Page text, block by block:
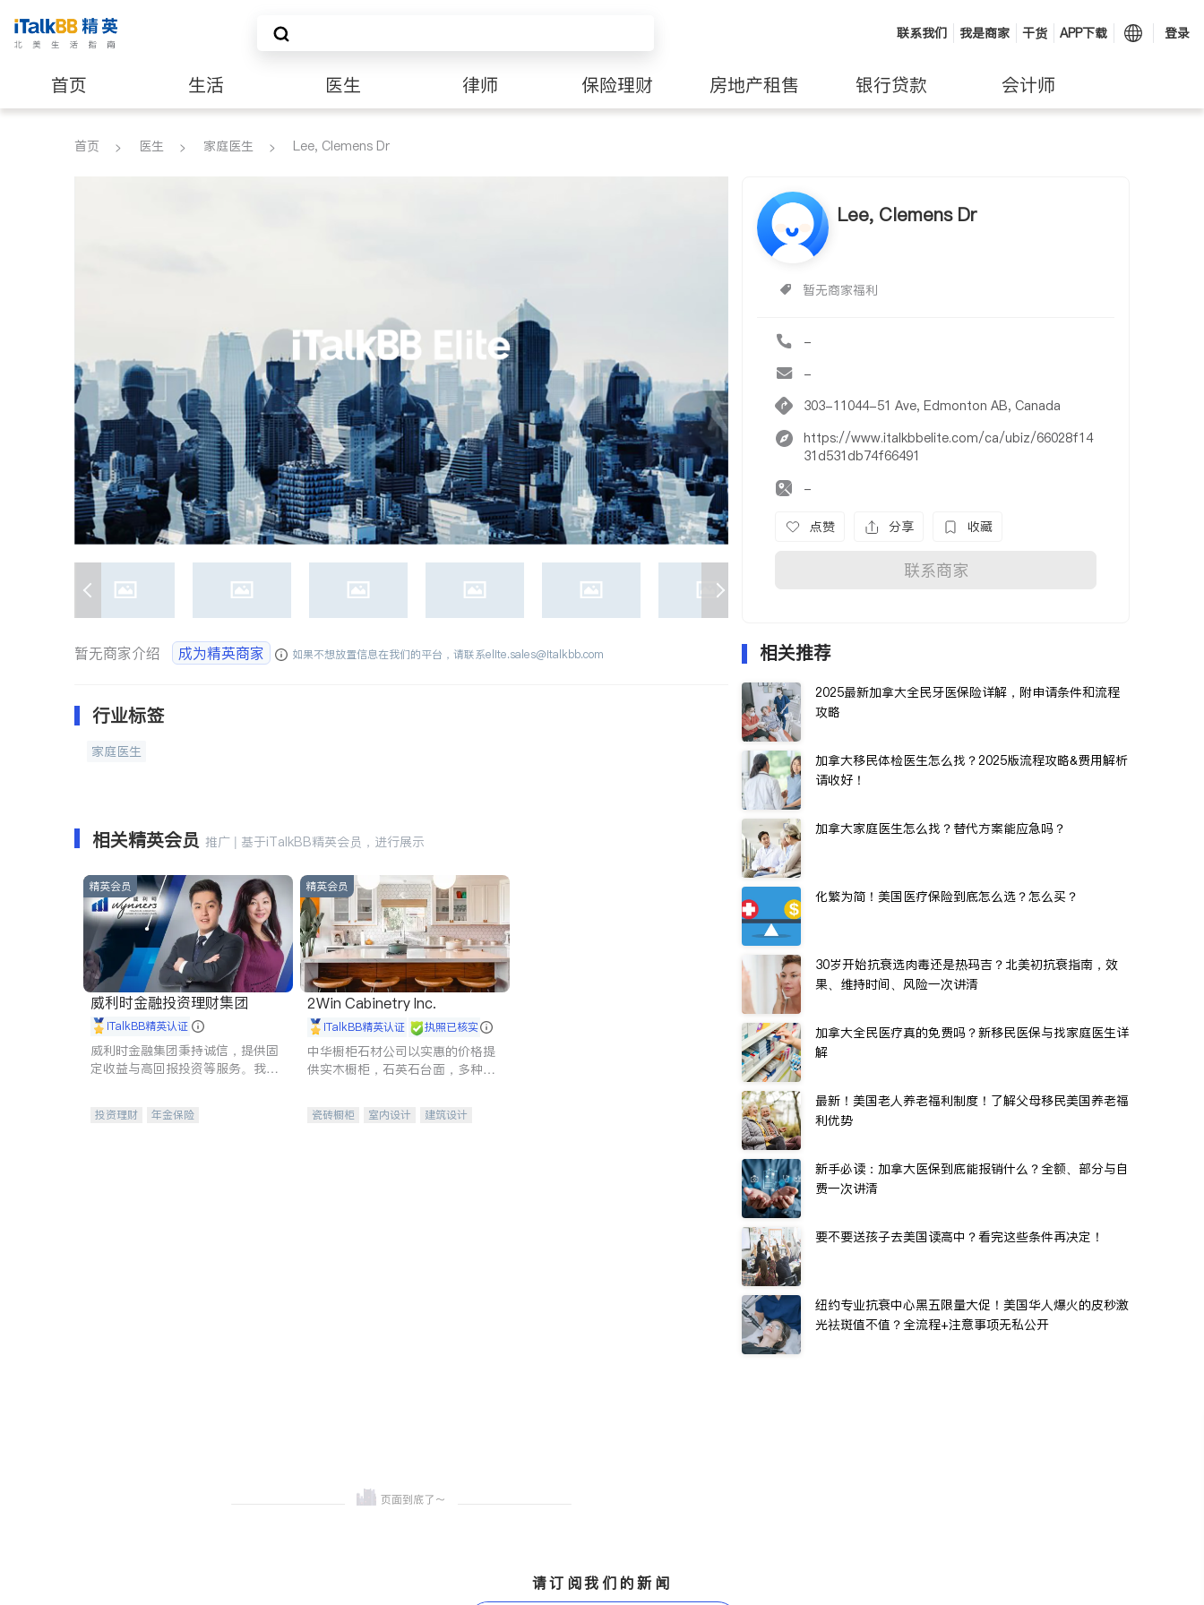
联系我们 我是商家 干货 APP下载 登录
首页 生活 医生 律师 保险理财 房地产租售 银行贷款 会计师
建筑装修
首页 医生 家庭医生 Lee, Clemens Dr
Lee, Clemens Dr
暂无商家福利
-
-
303-11044-51 Ave, Edmonton AB, Canada
https://www.italkbbelite.com/ca/ubiz/66028f14
31d531db74f66491
-
点赞 分享 收藏
联系商家
暂无商家介绍 成为精英商家 如果不想放置信息在我们的平台，请联系elite.sales@italkbb.com
行业标签
家庭医生
相关精英会员 推广 | 基于iTalkBB精英会员，进行展示
精英会员
威利时金融投资理财集团
iTalkBB精英认证
威利时金融集团秉持诚信，提供固
定收益与高回报投资等服务。我们
元化组合，助力客户实现目标
投资理财
年金保险
精英会员
2Win Cabinetry Inc.
iTalkBB精英认证 执照已核实
中华橱柜石材公司以实惠的价格提
供实木橱柜，石英石台面，多种优
机。品质厨房，家的选择。
瓷砖橱柜 室内设计
建筑设计
相关推荐
2025最新加拿大全民牙医保险详解，附申请条件和流程
攻略
加拿大移民体检医生怎么找？2025版流程攻略&费用解析
请收好！
加拿大家庭医生怎么找？替代方案能应急吗？
化繁为简！美国医疗保险到底怎么选？怎么买？
30岁开始抗衰选肉毒还是热玛吉？北美初抗衰指南，效
果、维持时间、风险一次讲清
加拿大全民医疗真的免费吗？新移民医保与找家庭医生详
解
最新！美国老人养老福利制度！了解父母移民美国养老福
利优势
新手必读：加拿大医保到底能报销什么？全额、部分与自
费一次讲清
要不要送孩子去美国读高中？看完这些条件再决定！
纽约专业抗衰中心黑五限量大促！美国华人爆火的皮秒激
光祛斑值不值？全流程+注意事项无私公开
请订阅我们的新闻